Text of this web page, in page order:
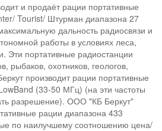
и продаёт рации портативные
Tourist/ Штурман диапазона 27
дальность радиосвязи и
работы в условиях леса,
Эти портативные радиостанции
рыбаков, охотников, геологов,
производит рации портативные
(33-50 МГц) (на эти частоты
разрешение). ООО "КБ Беркут"
рации диапазона 433
по наилучшему соотношению цена/